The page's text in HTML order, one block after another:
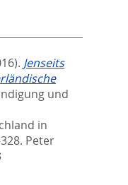
Jenseits
und
in
Peter